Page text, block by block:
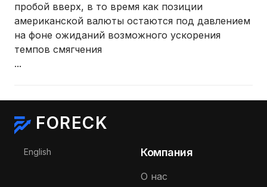
пробой вверх, в то время как позиции
американской валюты остаются под давлением
на фоне ожиданий возможного ускорения
темпов смягчения
...
FORECK
Выберите язык
English Компания
О нас